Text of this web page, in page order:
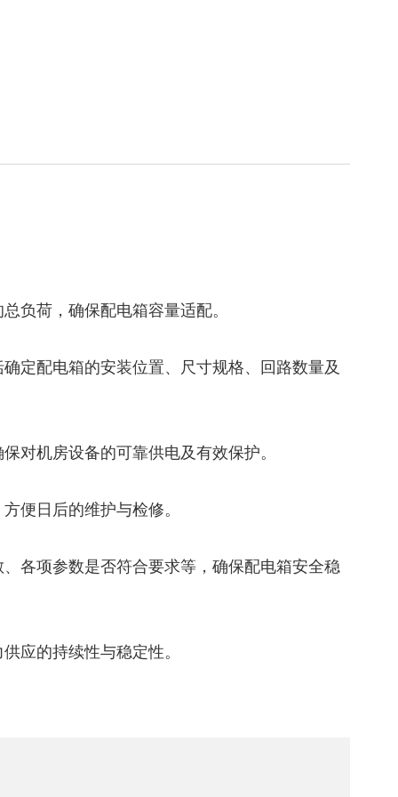
负荷，确保配电箱容量适配。
定配电箱的安装位置、尺寸规格、回路数量及
对机房设备的可靠供电及有效保护。
便日后的维护与检修。
各项参数是否符合要求等，确保配电箱安全稳
应的持续性与稳定性。